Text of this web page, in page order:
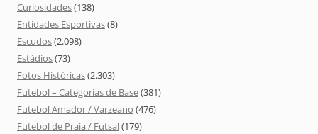
Curiosidades(138)
Entidades Esportivas(8)
Escudos(2.098)
Estádios(73)
Fotos Históricas(2.303)
Futebol – Categorias de Base(381)
Futebol Amador / Varzeano (476)
Futebol de Praia / Futsal(179)